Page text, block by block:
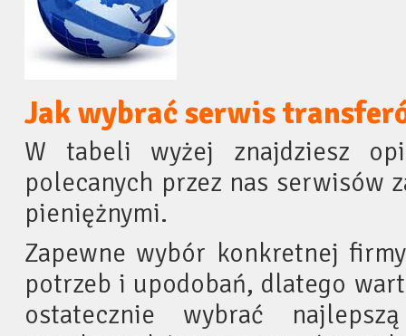
Jak wybrać serwis
W tabeli wyżej znajdziesz
polecanych przez nas serwisów
pieniężnymi.
Zapewne wybór konkretnej
potrzeb i upodobań, dlatego
ostatecznie wybrać